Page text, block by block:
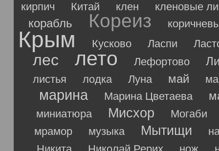
кирпич
Китай клен кленовые
корабль Кореиз
Крым Кусково Ласпи
лес лето Лефортово
листья лодка Луна май
марина Марина Цветаева
миниатюра Мисхор
Могаби
мрамор
музыка Мытищи